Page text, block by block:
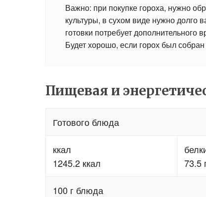
Важно: при покупке гороха, нужно
культуры, в сухом виде нужно долго
готовки потребует
Будет хорошо, если горох был
Пищевая и
Готового блюда
ккал
1245.2 ккал
73.5
100 г блюда